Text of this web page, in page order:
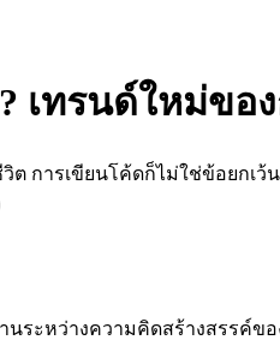
เทรนด์ใหม่ข
การเขียนโค้ดก็ไม่ใช่ข้อยกเว้น
ระหว่างความคิดสร้างสรรค์ขอ